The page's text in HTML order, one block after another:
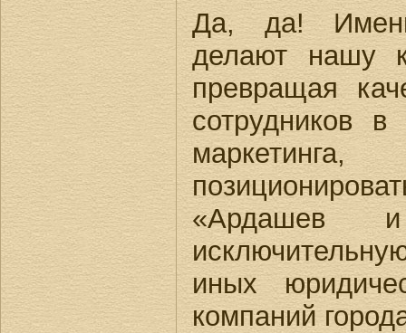
Да, да!
делают нашу
превращая
сотрудников
«Ардашев
иных
компаний